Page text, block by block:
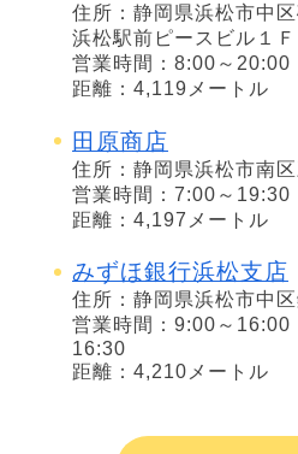
住所：静岡県浜松市中
浜松駅前ピースビル１Ｆ
営業時間：8:00～20:00
距離：4,119メートル
田原商店
住所：静岡県浜松市南
営業時間：7:00～19:30
距離：4,197メートル
みずほ銀行浜松支店
住所：静岡県浜松市中
営業時間：9:00～16:00
16:30
距離：4,210メートル